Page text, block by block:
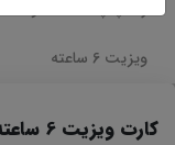
ویزیت 6 ساعته
کارت ویزیت 6 ساعته